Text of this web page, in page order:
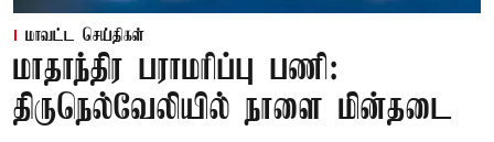
மாவட்ட செய்திகள்
மாதாந்திர பராமரிப்பு பணி:
திருநெல்வேலியில் நாளை மின்தடை